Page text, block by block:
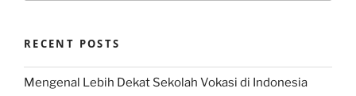
RECENT POSTS
Mengenal Lebih Dekat Sekolah Vokasi di Indonesia